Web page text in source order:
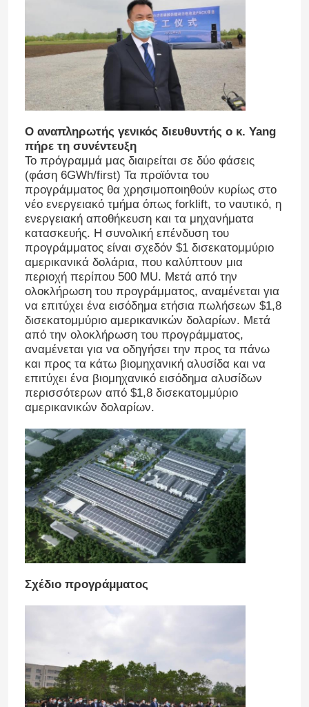
υποβολή
Ο αναπληρωτής γενικός διευθυντής ο κ. Yang
πήρε τη συνέντευξη
Το πρόγραμμά μας διαιρείται σε δύο φάσεις
(φάση 6GWh/first) Τα προϊόντα του
προγράμματος θα χρησιμοποιηθούν κυρίως στο
νέο ενεργειακό τμήμα όπως forklift, το ναυτικό, η
ενεργειακή αποθήκευση και τα μηχανήματα
κατασκευής. Η συνολική επένδυση του
προγράμματος είναι σχεδόν $1 δισεκατομμύριο
αμερικανικά δολάρια, που καλύπτουν μια
περιοχή περίπου 500 MU. Μετά από την
ολοκλήρωση του προγράμματος, αναμένεται για
να επιτύχει ένα εισόδημα ετήσια πωλήσεων $1,8
δισεκατομμύριο αμερικανικών δολαρίων. Μετά
από την ολοκλήρωση του προγράμματος,
αναμένεται για να οδηγήσει την προς τα πάνω
και προς τα κάτω βιομηχανική αλυσίδα και να
επιτύχει ένα βιομηχανικό εισόδημα αλυσίδων
περισσότερων από $1,8 δισεκατομμύριο
αμερικανικών δολαρίων.
Σχέδιο προγράμματος